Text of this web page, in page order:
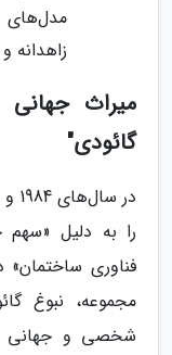
زاهدانه
میراث جهانی
گائودی"
را به دلیل «سهم
فناوری
مجموعه، نبوغ
شخصی و جهانی